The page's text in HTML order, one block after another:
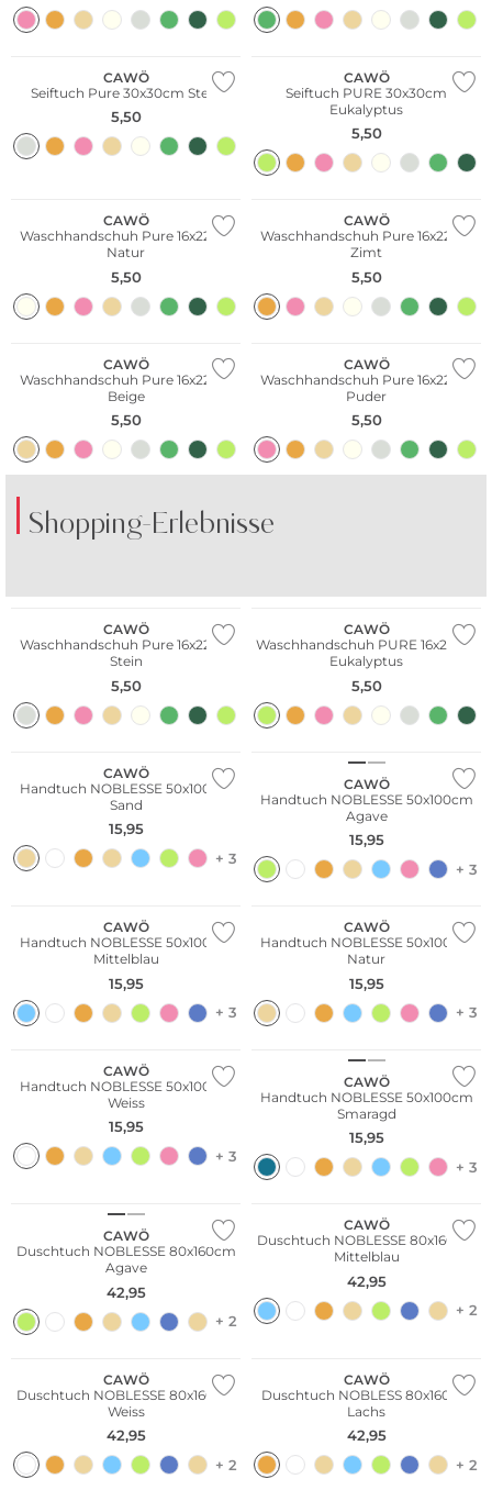
CAWÖ
Seiftuch Pure 30x30cm Stein
5,50
CAWÖ
Seiftuch PURE 30x30cm
Eukalyptus
5,50
CAWÖ
Waschhandschuh Pure 16x22cm
Natur
5,50
CAWÖ
Waschhandschuh Pure 16x22cm
Zimt
5,50
CAWÖ
Waschhandschuh Pure 16x22cm
Beige
5,50
CAWÖ
Waschhandschuh Pure 16x22cm
Puder
5,50
Shopping-Erlebnisse
CAWÖ
Waschhandschuh Pure 16x22cm
Stein
5,50
CAWÖ
Waschhandschuh PURE 16x22cm
Eukalyptus
5,50
CAWÖ
Handtuch NOBLESSE 50x100cm
Sand
15,95
+ 3
CAWÖ
Handtuch NOBLESSE 50x100cm
Agave
15,95
+ 3
CAWÖ
Handtuch NOBLESSE 50x100cm
Mittelblau
15,95
+ 3
CAWÖ
Handtuch NOBLESSE 50x100cm
Natur
15,95
+ 3
CAWÖ
Handtuch NOBLESSE 50x100cm
Weiss
15,95
+ 3
CAWÖ
Handtuch NOBLESSE 50x100cm
Smaragd
15,95
+ 3
CAWÖ
Duschtuch NOBLESSE 80x160cm
Agave
42,95
+ 2
CAWÖ
Duschtuch NOBLESSE 80x160cm
Mittelblau
42,95
+ 2
CAWÖ
Duschtuch NOBLESSE 80x160cm
Weiss
42,95
+ 2
CAWÖ
Duschtuch NOBLESS 80x160cm
Lachs
42,95
+ 2